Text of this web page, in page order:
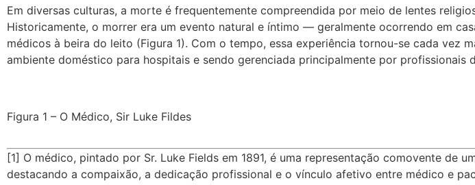
Em diversas culturas, a morte é frequentemente compreendida por meio de lentes
Historicamente, o morrer era um evento natural e íntimo — geralmente ocorrendo em
médicos à beira do leito (Figura 1). Com o tempo, essa experiência tornou-se cada vez
ambiente doméstico para hospitais e sendo gerenciada principalmente por profissionais
Figura 1 – O Médico, Sir Luke Fildes
[1] O médico, pintado por Sr. Luke Fields em 1891, é uma representação comovente de
destacando a compaixão, a dedicação profissional e o vínculo afetivo entre médico e